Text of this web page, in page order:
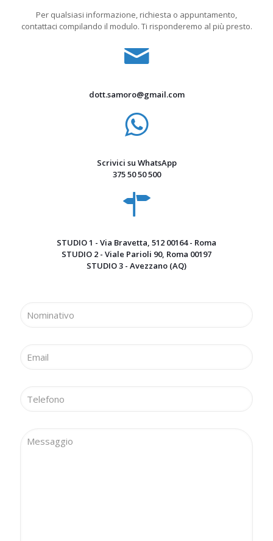
Per qualsiasi informazione, richiesta o appuntamento,
contattaci compilando il modulo. Ti risponderemo al più presto.
dott.samoro@gmail.com
Scrivici su WhatsApp
375 50 50 500
STUDIO 1 - Via Bravetta, 512 00164 - Roma
STUDIO 2 - Viale Parioli 90, Roma 00197
STUDIO 3 - Avezzano (AQ)